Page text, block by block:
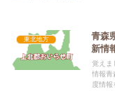
東北地方
青森
新情
覚えま
情報青
度情報